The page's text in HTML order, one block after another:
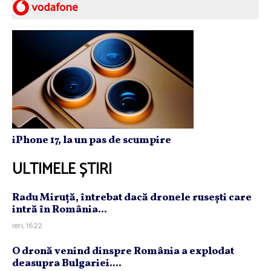
iPhone 17, la un pas de scumpire
ULTIMELE ȘTIRI
Radu Miruţă, întrebat dacă dronele ruseşti care
intră în România...
ieri, 16:22
O dronă venind dinspre România a explodat
deasupra Bulgariei....